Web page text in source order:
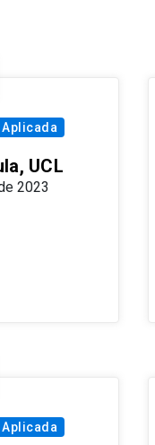
UCL
2023